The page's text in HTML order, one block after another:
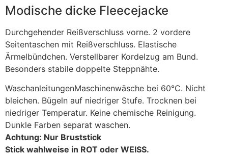
Modische dicke Fleecejacke
Durchgehender Reißverschluss vorne. 2 vordere
Seitentaschen mit Reißverschluss. Elastische
Ärmelbündchen. Verstellbarer Kordelzug am Bund.
Besonders stabile doppelte Steppnähte.
WaschanleitungenMaschinenwäsche bei 60°C. Nicht
bleichen. Bügeln auf niedriger Stufe. Trocknen bei
niedriger Temperatur. Keine chemische Reinigung.
Dunkle Farben separat waschen.
Achtung: Nur Bruststick
Stick wahlweise in ROT oder WEISS.